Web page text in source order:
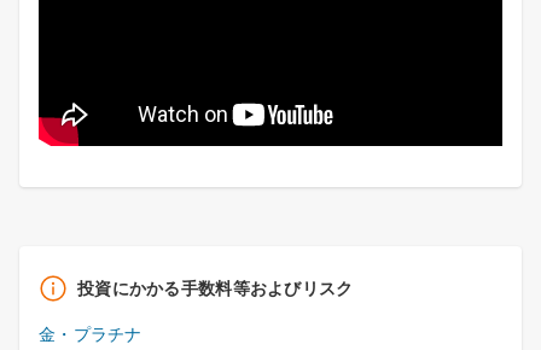
投資にかかる手数料等およびリスク
金・プラチナ